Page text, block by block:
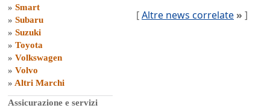
» Smart
» Subaru
» Suzuki
» Toyota
» Volkswagen
» Volvo
» Altri Marchi
Assicurazione e servizi
[Altre news correlate » ]